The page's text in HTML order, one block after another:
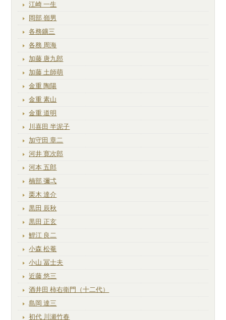
江崎 一生
岡部 嶺男
各務鑛三
各務 周海
加藤 唐九郎
加藤 土師萌
金重 陶陽
金重 素山
金重 道明
川喜田 半泥子
加守田 章二
河井 寛次郎
河本 五郎
楠部 彌弌
栗木 達介
黒田 辰秋
黒田 正玄
鯉江 良二
小森 松菴
小山 冨士夫
近藤 悠三
酒井田 柿右衛門（十二代）
島岡 達三
初代 川瀬竹春